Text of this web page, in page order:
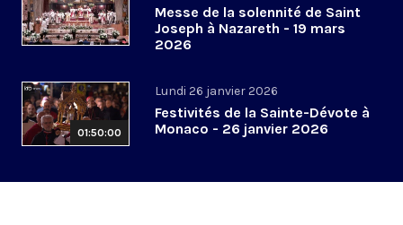
Messe de la solennité de Saint
Joseph à Nazareth - 19 mars
2026
01:50:00
Lundi 26 janvier 2026
Festivités de la Sainte-Dévote à
Monaco - 26 janvier 2026